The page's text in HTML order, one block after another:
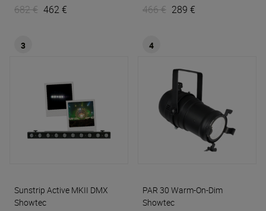
682 € 462 € 466 € 289 €
3
Sunstrip Active MKII DMX
Showtec
4
PAR 30 Warm-On-Dim
Showtec